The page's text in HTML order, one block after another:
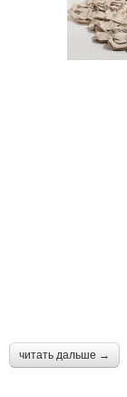
читать дальше →